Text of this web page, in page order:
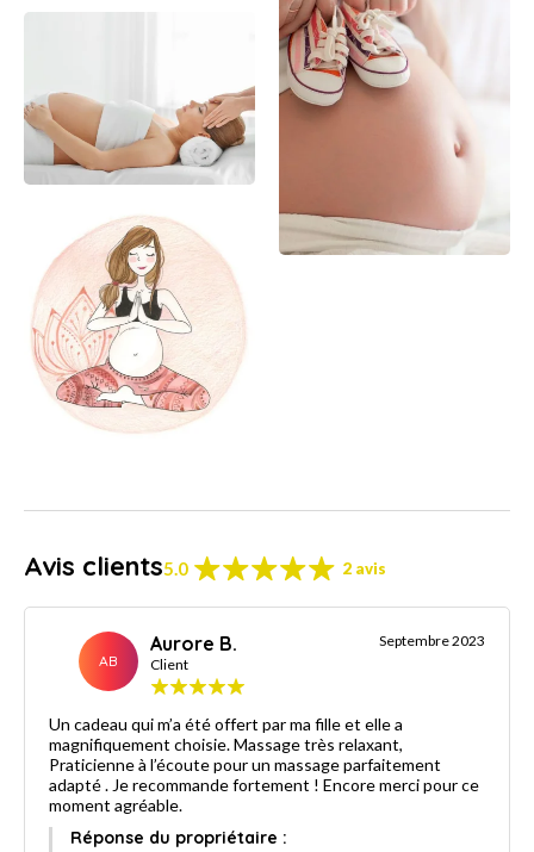
Avis clients5.0 2 avis
AB
Aurore B.
Client
Septembre 2023
Un cadeau qui m’a été offert par ma fille et elle a
magnifiquement choisie. Massage très relaxant,
Praticienne à l’écoute pour un massage parfaitement
adapté . Je recommande fortement ! Encore merci pour ce
moment agréable.
Réponse du propriétaire :